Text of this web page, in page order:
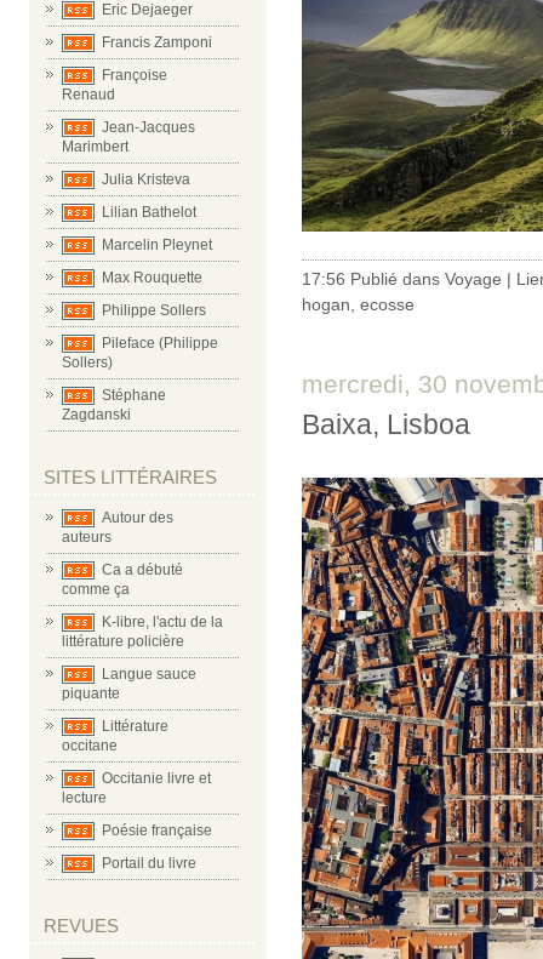
Eric Dejaeger
Francis Zamponi
Françoise
Renaud
Jean-Jacques
Marimbert
Julia Kristeva
Lilian Bathelot
Marcelin Pleynet
Max Rouquette
Philippe Sollers
Pileface (Philippe
Sollers)
Stéphane
Zagdanski
SITES LITTÉRAIRES
Autour des
auteurs
Ca a débuté
comme ça
K-libre, l'actu de la
littérature policière
Langue sauce
piquante
Littérature
occitane
Occitanie livre et
lecture
Poésie française
Portail du livre
REVUES
17:56 Publié dans Voyage |
hogan ecosse
mercredi, 30
Baixa, Lisboa